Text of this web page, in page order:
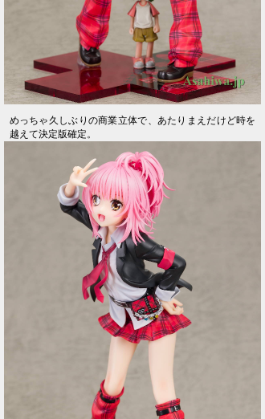
めっちゃ久しぶりの商業立体で、あたりまえだけど時を
越えて決定版確定。